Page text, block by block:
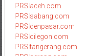
PRSIaceh.com
PRSIsabang.com
PRSIdenpasar.com
PRSIcilegon.com
PRSItangerang.com